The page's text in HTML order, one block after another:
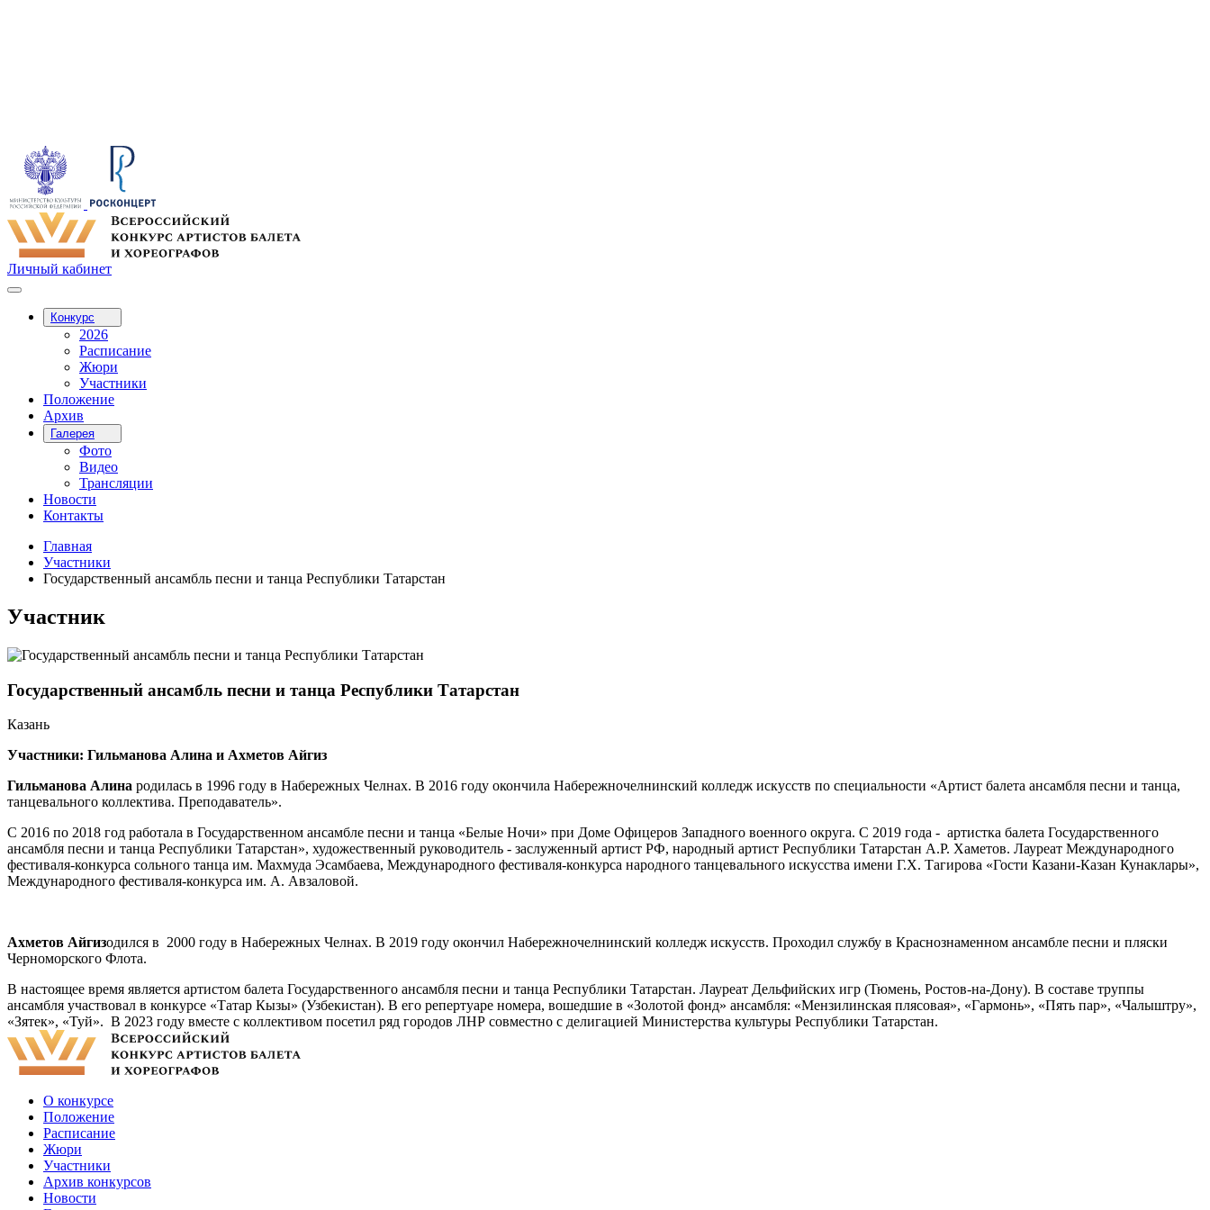
Личный кабинет
Конкурс
2026
Расписание
Жюри
Участники
Положение
Архив
Галерея
Фото
Видео
Трансляции
Новости
Контакты
Главная
Участники
Государственный ансамбль песни и танца Республики Татарстан
Участник
Государственный ансамбль песни и танца Республики Татарстан
Казань
Участники: Гильманова Алина и Ахметов Айгиз
Гильманова Алина родилась в 1996 году в Набережных Челнах. В 2016 году окончила Набережночелнинский колледж искусств по специальности «Артист балета ансамбля песни и танца,
танцевального коллектива. Преподаватель».
С 2016 по 2018 год работала в Государственном ансамбле песни и танца «Белые Ночи» при Доме Офицеров Западного военного округа. С 2019 года - артистка балета Государственного
ансамбля песни и танца Республики Татарстан», художественный руководитель - заслуженный артист РФ, народный артист Республики Татарстан А.Р. Хаметов. Лауреат Международного
фестиваля-конкурса сольного танца им. Махмуда Эсамбаева, Международного фестиваля-конкурса народного танцевального искусства имени Г.Х. Тагирова «Гости Казани-Казан Кунаклары»,
Международного фестиваля-конкурса им. А. Авзаловой.
Ахметов Айгизодился в 2000 году в Набережных Челнах. В 2019 году окончил Набережночелнинский колледж искусств. Проходил службу в Краснознаменном ансамбле песни и пляски
Черноморского Флота.
В настоящее время является артистом балета Государственного ансамбля песни и танца Республики Татарстан. Лауреат Дельфийских игр (Тюмень, Ростов-на-Дону). В составе труппы
ансамбля участвовал в конкурсе «Татар Кызы» (Узбекистан). В его репертуаре номера, вошедшие в «Золотой фонд» ансамбля: «Мензилинская плясовая», «Гармонь», «Пять пар», «Чалыштру»,
«Зятек», «Туй». В 2023 году вместе с коллективом посетил ряд городов ЛНР совместно с делигацией Министерства культуры Республики Татарстан.
О конкурсе
Положение
Расписание
Жюри
Участники
Архив конкурсов
Новости